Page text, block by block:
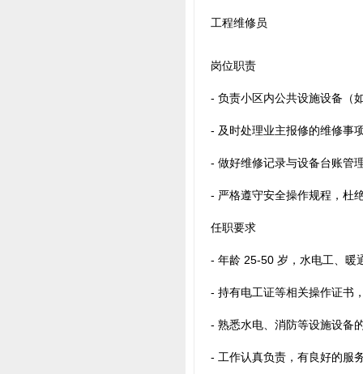
工程维修员
岗位职责
- 负责小区内公共设施设备（
- 及时处理业主报修的维修事
- 做好维修记录与设备台账管
- 严格遵守安全操作规程，杜
任职要求
- 年龄 25-50 岁，水电工、暖
- 持有电工证等相关操作证书
- 熟悉水电、消防等设施设备
- 工作认真负责，有良好的服